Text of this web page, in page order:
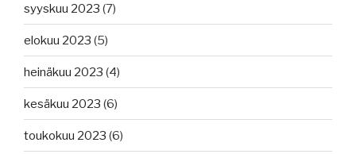
syyskuu 2023 (7)
elokuu 2023 (5)
heinäkuu 2023 (4)
kesäkuu 2023 (6)
toukokuu 2023 (6)